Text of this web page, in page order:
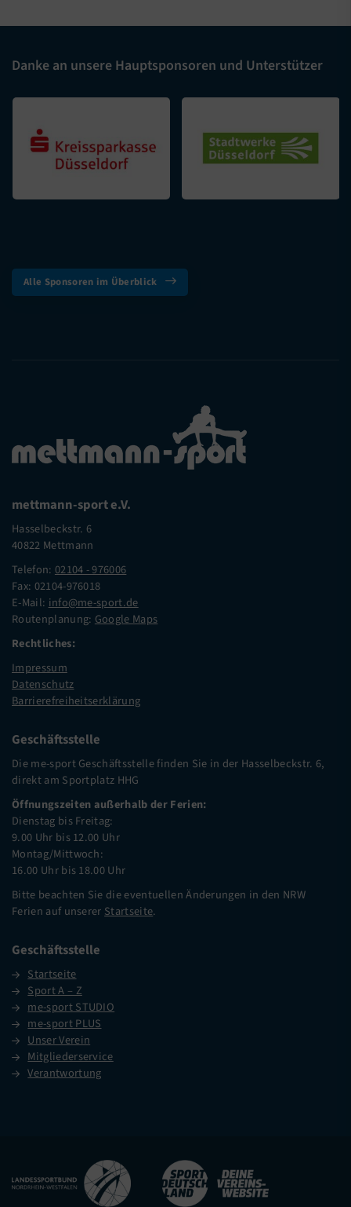
Danke an unsere Hauptsponsoren und Unterstützer
Alle Sponsoren im Überblick
mettmann-sport e.V.
Hasselbeckstr. 6
40822 Mettmann
Telefon: 02104 - 976006
Fax: 02104-976018
E-Mail: info@me-sport.de
Routenplanung: Google Maps
Rechtliches:
Impressum
Datenschutz
Barrierefreiheitserklärung
Geschäftsstelle
Die me-sport Geschäftsstelle finden Sie in der Hasselbeckstr. 6,
direkt am Sportplatz HHG
Öffnungszeiten außerhalb der Ferien:
Dienstag bis Freitag:
9.00 Uhr bis 12.00 Uhr
Montag/Mittwoch:
16.00 Uhr bis 18.00 Uhr
Bitte beachten Sie die eventuellen Änderungen in den NRW
Ferien auf unserer Startseite.
Geschäftsstelle
Startseite
Sport A – Z
me-sport STUDIO
me-sport PLUS
Unser Verein
Mitgliederservice
Verantwortung